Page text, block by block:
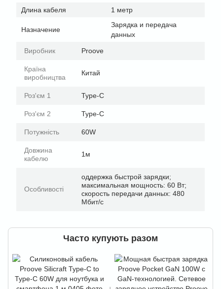
Длина кабеля
1 метр
Назначение
Зарядка и передача
данных
Виробник Proove
Країна
виробництва
Китай
Роз'єм 1 Type-C
Роз'єм 2 Type-C
Потужність 60W
Довжина
кабелю
1м
Особливості
оддержка быстрой зарядки;
максимальная мощность: 60 Вт;
скорость передачи данных: 480
Мбит/с
Часто купують разом